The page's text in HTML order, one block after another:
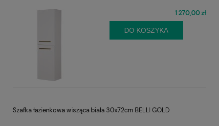
1 270,00 zł
DO KOSZYKA
Szafka łazienkowa wisząca biała 30x72cm BELLI GOLD